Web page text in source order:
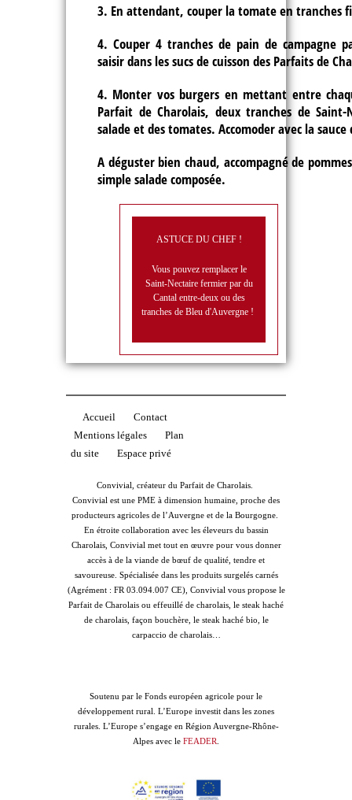
3. En attendant, couper la tomate en tranches
4. Couper 4 tranches de pain de campagne
saisir dans les sucs de cuisson des Parfaits de
4. Monter vos burgers en mettant entre
Parfait de Charolais, deux tranches de
salade et des tomates. Accomoder avec la
A déguster bien chaud, accompagné de
simple salade composée.
ASTUCE DU CHEF !
Vous pouvez remplacer le
Saint-Nectaire fermier par du
Cantal entre-deux ou des
tranches de Bleu d'Auvergne !
Accueil
Contact
Mentions légales
Plan
du site
Espace privé
Convivial, créateur du Parfait de Charolais.
Convivial est une PME à dimension humaine, proche des
producteurs agricoles de l’Auvergne et de la Bourgogne.
En étroite collaboration avec les éleveurs du bassin
Charolais, Convivial met tout en œuvre pour vous donner
accès à de la viande de bœuf de qualité, tendre et
savoureuse. Spécialisée dans les produits surgelés carnés
(Agrément : FR 03.094.007 CE), Convivial vous propose le
Parfait de Charolais ou effeuillé de charolais, le steak haché
de charolais, façon bouchère, le steak haché bio, le
carpaccio de charolais…
Soutenu par le Fonds européen agricole pour le
développement rural. L’Europe investit dans les zones
rurales. L’Europe s’engage en Région Auvergne-Rhône-
Alpes avec le FEADER